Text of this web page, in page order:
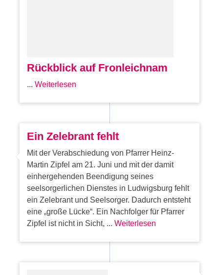
Rückblick auf Fronleichnam
...Weiterlesen
Ein Zelebrant fehlt
Mit der Verabschiedung von Pfarrer Heinz-
Martin Zipfel am 21. Juni und mit der damit
einhergehenden Beendigung seines
seelsorgerlichen Dienstes in Ludwigsburg fehlt
ein Zelebrant und Seelsorger. Dadurch entsteht
eine „große Lücke“. Ein Nachfolger für Pfarrer
Zipfel ist nicht in Sicht, ...Weiterlesen